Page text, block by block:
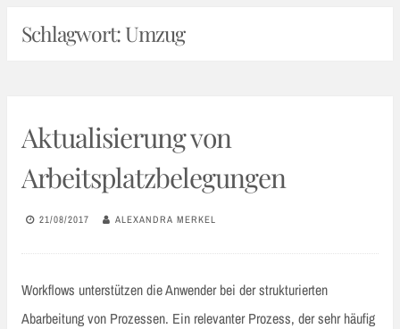
Schlagwort:Umzug
Aktualisierung von
Arbeitsplatzbelegungen
21/08/2017 ALEXANDRA MERKEL
Workflows unterstützen die Anwender bei der strukturierten
Abarbeitung von Prozessen. Ein relevanter Prozess, der sehr häufig